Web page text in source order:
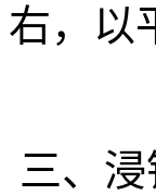
右，以
三、